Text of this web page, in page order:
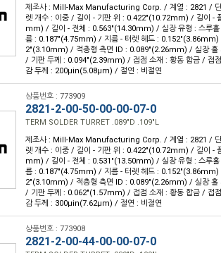
제조사 : Mill-Max Manufacturing Corp. / 계열 : 2821 / 단
렛 개수 : 이중 / 길이 - 기판 위 : 0.422"(10.72mm) / 길이 -
mm) / 길이 - 전체 : 0.563"(14.30mm) / 실장 유형 : 스루홀
름 : 0.187"(4.75mm) / 지름 - 터렛 헤드 : 0.152"(3.86mm)
2"(3.10mm) / 적층형 측면 ID : 0.089"(2.26mm) / 실장
/ 기판 두께 : 0.094"(2.39mm) / 접점 소재 : 황동 합금 / 접
감 두께 : 200µin(5.08µm) / 절연 : 비절연
상품번호 : 773909
2821-2-00-50-00-00-07-0
TERM SOLDER TURRET .089"D .109"L
제조사 : Mill-Max Manufacturing Corp. / 계열 : 2821 / 단
렛 개수 : 이중 / 길이 - 기판 위 : 0.422"(10.72mm) / 길이 -
mm) / 길이 - 전체 : 0.531"(13.50mm) / 실장 유형 : 스루홀
름 : 0.187"(4.75mm) / 지름 - 터렛 헤드 : 0.152"(3.86mm)
2"(3.10mm) / 적층형 측면 ID : 0.089"(2.26mm) / 실장
/ 기판 두께 : 0.062"(1.57mm) / 접점 소재 : 황동 합금 / 접
감 두께 : 300µin(7.62µm) / 절연 : 비절연
상품번호 : 773908
2821-2-00-44-00-00-07-0